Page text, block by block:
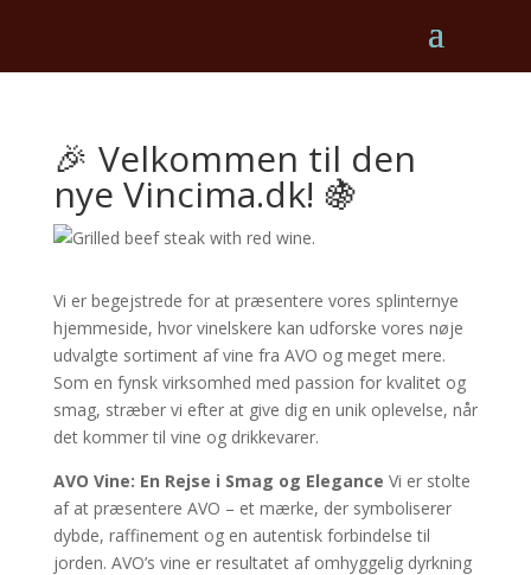
🎉 Velkommen til den
nye Vincima.dk! 🍇
Vi er begejstrede for at præsentere vores splinternye
hjemmeside, hvor vinelskere kan udforske vores nøje
udvalgte sortiment af vine fra AVO og meget mere.
Som en fynsk virksomhed med passion for kvalitet og
smag, stræber vi efter at give dig en unik oplevelse, når
det kommer til vine og drikkevarer.
AVO Vine: En Rejse i Smag og Elegance Vi er stolte
af at præsentere AVO – et mærke, der symboliserer
dybde, raffinement og en autentisk forbindelse til
jorden. AVO’s vine er resultatet af omhyggelig dyrkning